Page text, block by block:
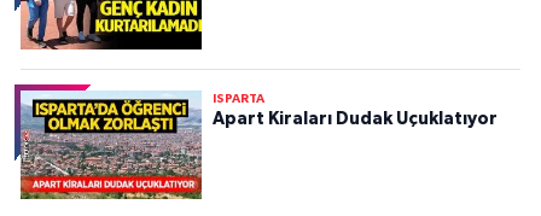
ISPARTA
Apart Kiraları Dudak Uçuklatıyor